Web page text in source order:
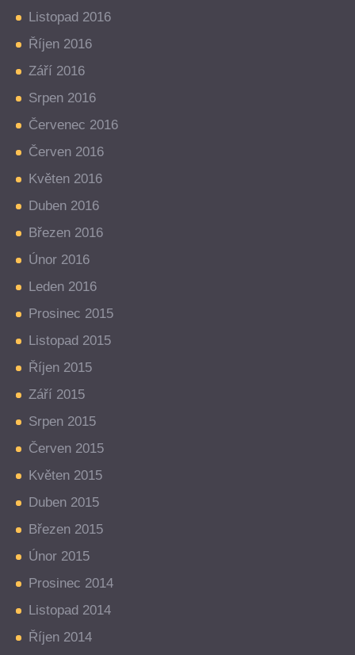
Listopad 2016
Říjen 2016
Září 2016
Srpen 2016
Červenec 2016
Červen 2016
Květen 2016
Duben 2016
Březen 2016
Únor 2016
Leden 2016
Prosinec 2015
Listopad 2015
Říjen 2015
Září 2015
Srpen 2015
Červen 2015
Květen 2015
Duben 2015
Březen 2015
Únor 2015
Prosinec 2014
Listopad 2014
Říjen 2014